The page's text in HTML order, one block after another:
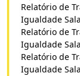
Relatório de
Igualdade
Relatório de
Igualdade
Relatório de
Igualdade